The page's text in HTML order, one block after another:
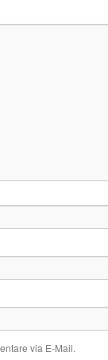
via E-Mail.